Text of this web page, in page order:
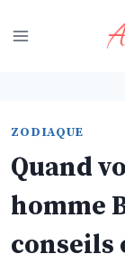
to
ZODIAQUE
Quand
homme
conseils